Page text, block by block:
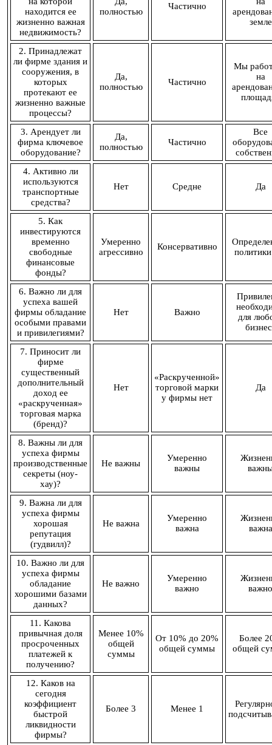
находится ее
жизненно важная
недвижимость?
полностью
Частично
земле
2. Принадлежат
ли фирме здания и
сооружения, в
которых
протекают ее
жизненно важные
процессы?
Да,
полностью
Частично
Мы
на
3. Арендует ли
фирма ключевое
оборудование?
Да,
полностью
Частично
Все
4. Активно ли
используются
транспортные
средства?
Нет Средне Да
5. Как
инвестируются
временно
свободные
финансовые
фонды?
Умеренно
агрессивно
Консервативно
6. Важно ли для
успеха вашей
фирмы обладание
особыми правами
и привилегиями?
Нет Важно
для
7. Приносит ли
фирме
существенный
дополнительный
доход ее
«раскрученная»
торговая марка
(бренд)?
Нет
«Раскрученной»
торговой марки
у фирмы нет
Да
8. Важны ли для
успеха фирмы
производственные
секреты (ноу-
хау)?
Не важны
Умеренно
важны
9. Важна ли для
успеха фирмы
хорошая
репутация
(гудвилл)?
Не важна
Умеренно
важна
важна
10. Важно ли для
успеха фирмы
обладание
хорошими базами
данных?
Не важно
Умеренно
важно
важно
11. Какова
привычная доля
просроченных
платежей к
получению?
Менее 10%
общей
суммы
От 10% до 20%
общей суммы
Более
общей
12. Каков на
сегодня
коэффициент
быстрой
ликвидности
фирмы?
Более 3 Менее 1